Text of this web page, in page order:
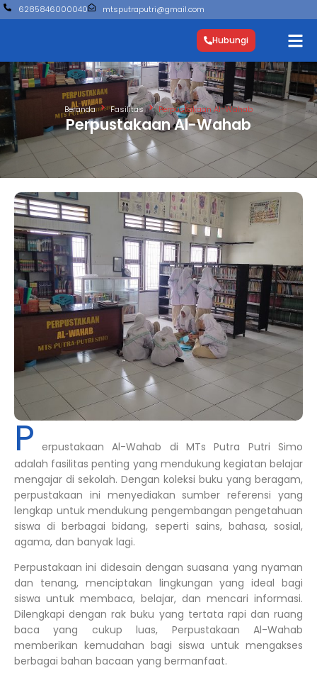
6285846000040 mtsputraputri@gmail.com
Hubungi
Beranda Fasilitas Perpustakaan Al-Wahab
Perpustakaan Al-Wahab
P erpustakaan Al-Wahab di MTs Putra Putri Simo
adalah fasilitas penting yang mendukung kegiatan belajar
mengajar di sekolah. Dengan koleksi buku yang beragam,
perpustakaan ini menyediakan sumber referensi yang
lengkap untuk mendukung pengembangan pengetahuan
siswa di berbagai bidang, seperti sains, bahasa, sosial,
agama, dan banyak lagi.
Perpustakaan ini didesain dengan suasana yang nyaman
dan tenang, menciptakan lingkungan yang ideal bagi
siswa untuk membaca, belajar, dan mencari informasi.
Dilengkapi dengan rak buku yang tertata rapi dan ruang
baca yang cukup luas, Perpustakaan Al-Wahab
memberikan kemudahan bagi siswa untuk mengakses
berbagai bahan bacaan yang bermanfaat.